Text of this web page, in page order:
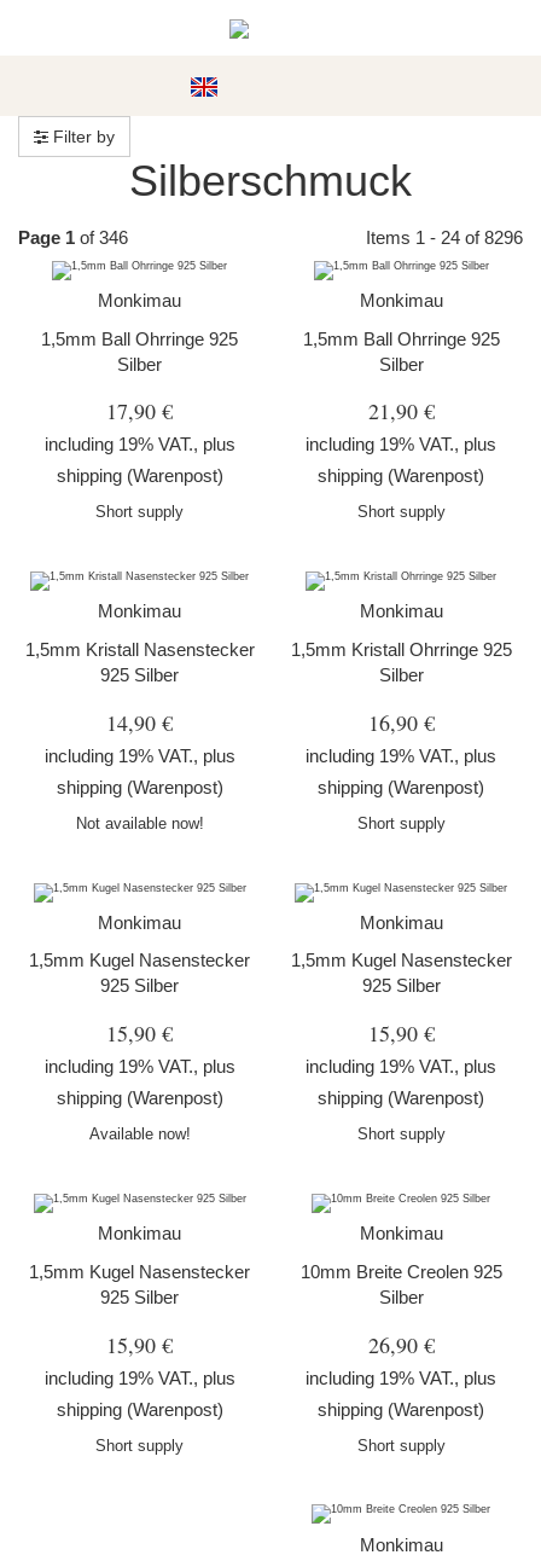
Filter by
Silberschmuck
Page 1 of 346 Items 1 - 24 of 8296
Monkimau
1,5mm Ball Ohrringe 925
Silber
17,90 €
including 19% VAT., plus
shipping (Warenpost)
Short supply
Monkimau
1,5mm Ball Ohrringe 925
Silber
21,90 €
including 19% VAT., plus
shipping (Warenpost)
Short supply
Monkimau
1,5mm Kristall Nasenstecker
925 Silber
14,90 €
including 19% VAT., plus
shipping (Warenpost)
Not available now!
Monkimau
1,5mm Kristall Ohrringe 925
Silber
16,90 €
including 19% VAT., plus
shipping (Warenpost)
Short supply
Monkimau
1,5mm Kugel Nasenstecker
925 Silber
15,90 €
including 19% VAT., plus
shipping (Warenpost)
Available now!
Monkimau
1,5mm Kugel Nasenstecker
925 Silber
15,90 €
including 19% VAT., plus
shipping (Warenpost)
Short supply
Monkimau
1,5mm Kugel Nasenstecker
925 Silber
15,90 €
including 19% VAT., plus
shipping (Warenpost)
Short supply
Monkimau
10mm Breite Creolen 925
Silber
26,90 €
including 19% VAT., plus
shipping (Warenpost)
Short supply
Monkimau